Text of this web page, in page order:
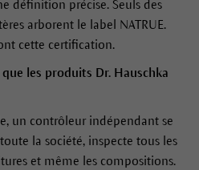
définition précise. Seuls des
arborent le label NATRUE.
cette certification.
les produits Dr. Hauschka
un contrôleur indépendant se
la société, inspecte tous les
et même les compositions.